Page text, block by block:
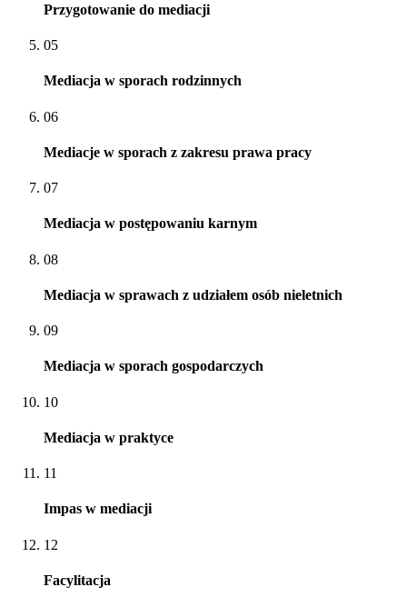
Przygotowanie do mediacji
05
Mediacja w sporach rodzinnych
06
Mediacje w sporach z zakresu prawa pracy
07
Mediacja w postępowaniu karnym
08
Mediacja w sprawach z udziałem osób nieletnich
09
Mediacja w sporach gospodarczych
10
Mediacja w praktyce
11
Impas w mediacji
12
Facylitacja